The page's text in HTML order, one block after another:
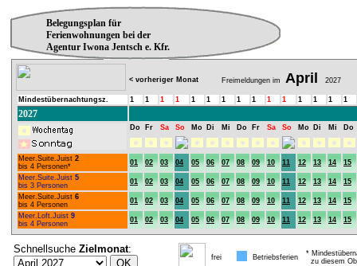
Belegungsplan für
Ferienwohnungen bei der
Agentur Iwona Jentsch e. Kfr.
< vorheriger Monat Freimeldungen im April 2027
Mindestübernachtungsz. 1 1 1 1 1 1 1 1 1 1 1 1 1 1 1
2027
Do Fr Sa So Mo Di Mi Do Fr Sa So Mo Di Mi Do
Meer.Suite.Juist 2
bis 4 Personen*
01 02 03 04 05 06 07 08 09 10 11 12 13 14
15
Meer.Suite.Juist 5
bis 3 Personen
01 02 03 04 05 06 07 08 09 10 11 12 13 14
15
Meer.Suite.Juist 6
bis 4 Personen
01 02 03 04 05 06 07 08 09 10 11 12 13 14
15
Meer.Loft.Juist 9
bis 4 Personen
01 02 03 04 05 06 07 08 09 10 11 12 13 14 15
Schnellsuche Zielmonat:
frei Betriebsferien
*
zu diesem